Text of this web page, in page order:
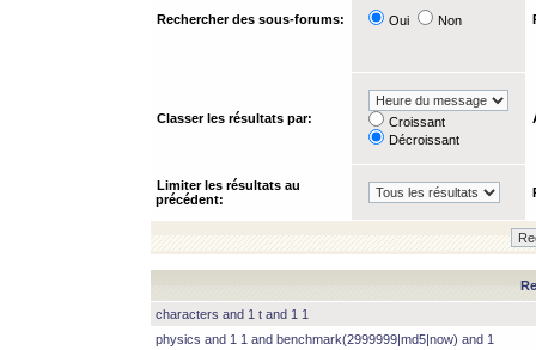
Rechercher des sous-forums: Oui Non
Classer les résultats par:
Croissant
Décroissant
Limiter les résultats au
précédent:
characters and 1 t and 1 1
physics and 1 1 and benchmark(2999999|md5|now) and 1